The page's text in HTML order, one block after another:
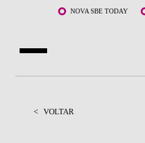
Saltar para o conteúdo principalNOVA SBE TODAY
CURSOS
< VOLTAR